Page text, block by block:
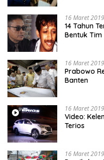
16 Maret 2019
14 Tahun
Bentuk Tim
16 Maret 2019
Prabowo
Banten
16 Maret 2019
Video:
Terios
16 Maret 2019